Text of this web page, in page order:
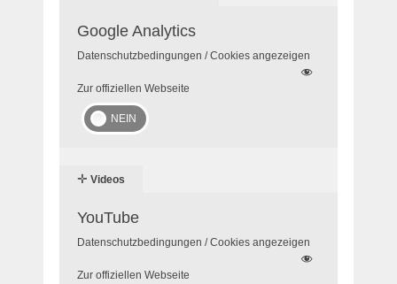
Google Analytics
Datenschutzbedingungen / Cookies angezeigen
Zur offiziellen Webseite
✛ Videos
YouTube
Datenschutzbedingungen / Cookies angezeigen
Zur offiziellen Webseite